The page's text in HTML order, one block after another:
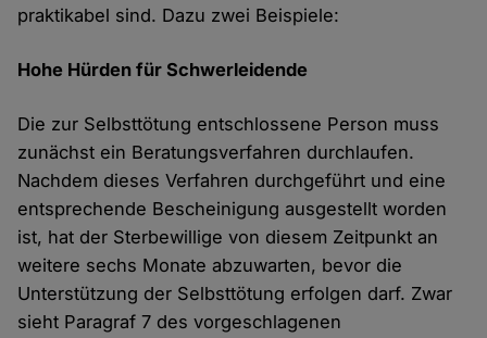
praktikabel sind. Dazu zwei Beispiele:
Hohe Hürden für Schwerleidende
Die zur Selbsttötung entschlossene Person muss
zunächst ein Beratungsverfahren durchlaufen.
Nachdem dieses Verfahren durchgeführt und eine
entsprechende Bescheinigung ausgestellt worden
ist, hat der Sterbewillige von diesem Zeitpunkt an
weitere sechs Monate abzuwarten, bevor die
Unterstützung der Selbsttötung erfolgen darf. Zwar
sieht Paragraf 7 des vorgeschlagenen